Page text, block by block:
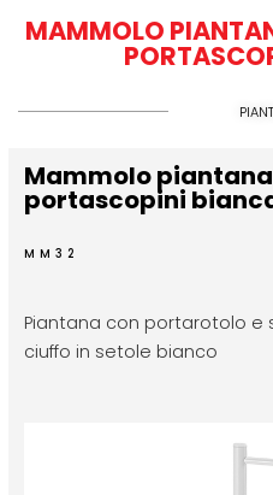
MAMMOLO
Mammolo
portascopini
MM32
Piantana con portarotolo e
ciuffo in setole bianco